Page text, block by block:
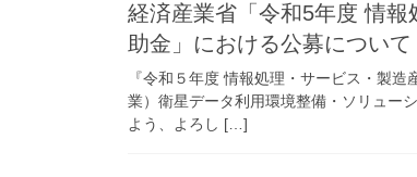
経済産業省「令和5年度 情
助金」における公募について
『令和５年度 情報処理・サービス・製
業）衛星データ利用環境整備・ソリュー
よう、よろし […]